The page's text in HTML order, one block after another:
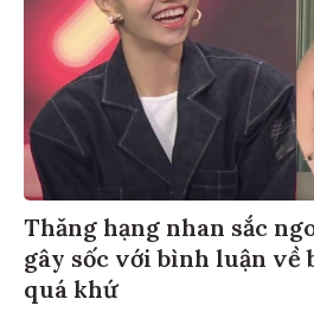
Thăng hạng nhan sắc
gây sốc với bình luận về
quá khứ